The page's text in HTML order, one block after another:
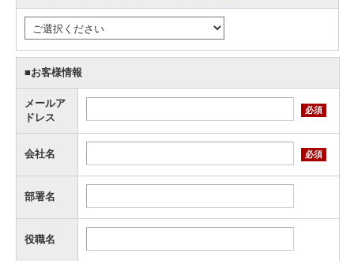
■お客様情報
メールア
ドレス
必須
会社名 必須
部署名
役職名